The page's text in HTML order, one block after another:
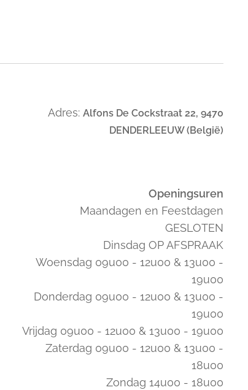
Adres: Alfons De Cockstraat 22, 9470
DENDERLEEUW (België)
Openingsuren
Maandagen en Feestdagen
GESLOTEN
Dinsdag OP AFSPRAAK
Woensdag 09u00 - 12u00 & 13u00 -
19u00
Donderdag 09u00 - 12u00 & 13u00 -
19u00
Vrijdag 09u00 - 12u00 & 13u00 - 19u00
Zaterdag 09u00 - 12u00 & 13u00 -
18u00
Zondag 14u00 - 18u00